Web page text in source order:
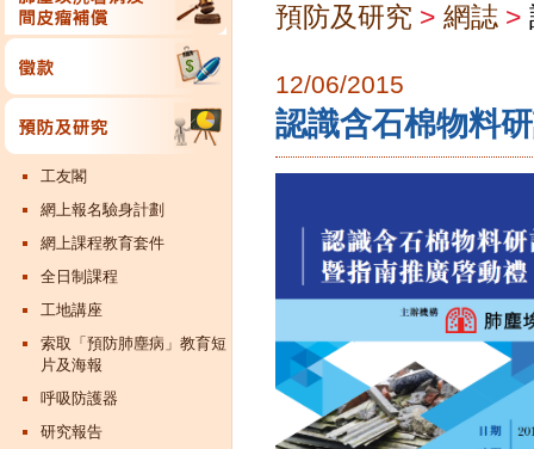
工友閣
網上報名驗身計劃
網上課程教育套件
全日制課程
工地講座
索取「預防肺塵病」教育短
片及海報
呼吸防護器
研究報告
預防及研究 > 網誌 >
12/06/2015
認識含石棉物料